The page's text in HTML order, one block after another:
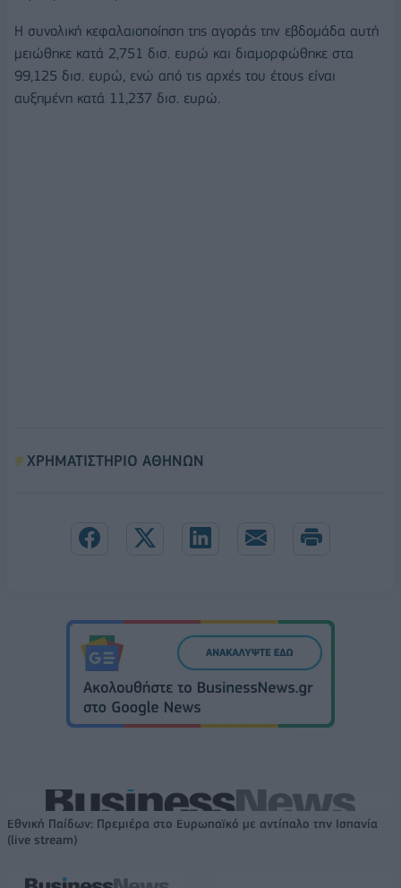
Η συνολική κεφαλαιοποίηση της αγοράς την εβδομάδα αυτή
μειώθηκε κατά 2,751 δισ. ευρώ και διαμορφώθηκε στα
99,125 δισ. ευρώ, ενώ από τις αρχές του έτους είναι
αυξημένη κατά 11,237 δισ. ευρώ.
ΧΡΗΜΑΤΙΣΤΗΡΙΟ ΑΘΗΝΩΝ
Εθνική Παίδων: Πρεμιέρα στο Ευρωπαϊκό με αντίπαλο την Ισπανία
(live stream)